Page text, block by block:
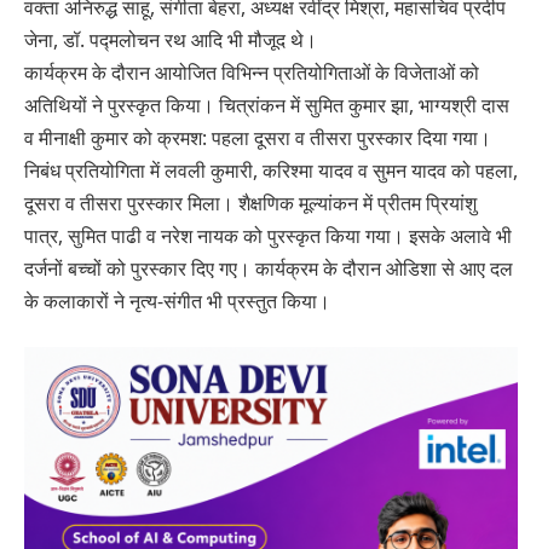
वक्ता अनिरुद्ध साहू, संगीता बेहरा, अध्यक्ष रवींद्र मिश्रा, महासचिव प्रदीप
जेना, डॉ. पद्मलोचन रथ आदि भी मौजूद थे।
कार्यक्रम के दौरान आयोजित विभिन्न प्रतियोगिताओं के विजेताओं को
अतिथियों ने पुरस्कृत किया। चित्रांकन में सुमित कुमार झा, भाग्यश्री दास
व मीनाक्षी कुमार को क्रमश: पहला दूसरा व तीसरा पुरस्कार दिया गया।
निबंध प्रतियोगिता में लवली कुमारी, करिश्मा यादव व सुमन यादव को पहला,
दूसरा व तीसरा पुरस्कार मिला। शैक्षणिक मूल्यांकन में प्रीतम प्रियांशु
पात्र, सुमित पाढी व नरेश नायक को पुरस्कृत किया गया। इसके अलावे भी
दर्जनों बच्चों को पुरस्कार दिए गए। कार्यक्रम के दौरान ओडिशा से आए दल
के कलाकारों ने नृत्य-संगीत भी प्रस्तुत किया।